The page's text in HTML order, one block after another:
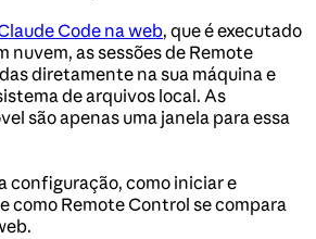
Code na web, que é executado
nuvem, as sessões de Remote
diretamente na sua máquina e
de arquivos local. As
são apenas uma janela para essa
configuração, como iniciar e
como Remote Control se compara